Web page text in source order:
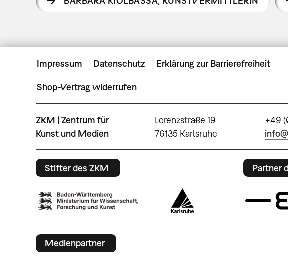
Impressum Datenschutz Erklärung zur Barrierefreiheit
Shop-Vertrag widerrufen
ZKM | Zentrum für
Kunst und Medien
Lorenzstraße 19
76135 Karlsruhe
+49
Stifter des ZKM Partner
Medienpartner